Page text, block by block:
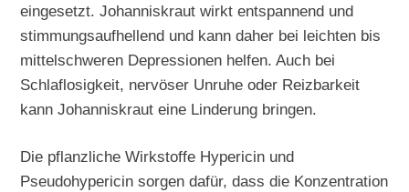
eingesetzt. Johanniskraut wirkt entspannend und
stimmungsaufhellend und kann daher bei leichten bis
mittelschweren Depressionen helfen. Auch bei
Schlaflosigkeit, nervöser Unruhe oder Reizbarkeit
kann Johanniskraut eine Linderung bringen.
Die pflanzliche Wirkstoffe Hypericin und
Pseudohypericin sorgen dafür, dass die Konzentration